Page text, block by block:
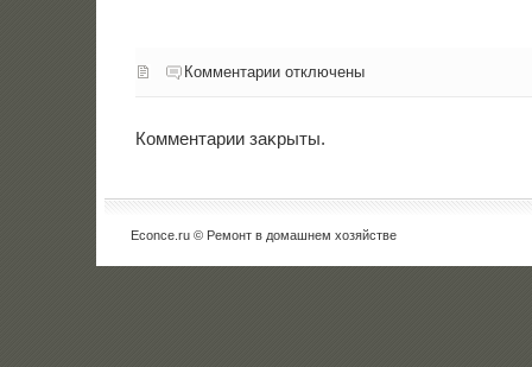
Комментарии отключены
Комментарии заκрыты.
Econce.ru © Ремонт в дοмашнем хοзяйстве